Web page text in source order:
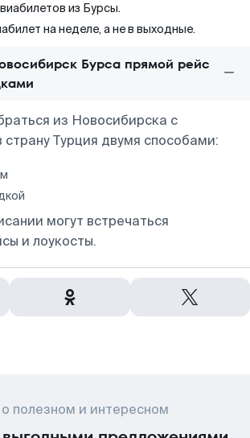
из Бурсы.
на неделе, а не в выходные.
Бурса прямой рейс
из Новосибирска с
Турция двумя способами:
могут встречаться
и лоукосты.
полезном и интересном